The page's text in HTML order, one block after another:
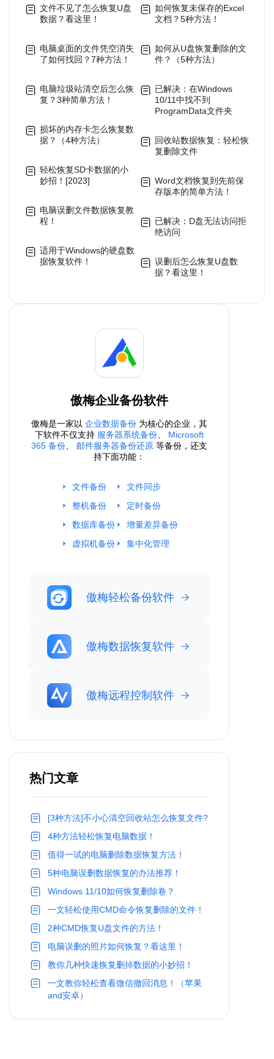
文件不见了怎么恢复U盘
数据？看这里！
电脑桌面的文件凭空消失
了如何找回？7种方法！
电脑垃圾站清空后怎么恢
复？3种简单方法！
损坏的内存卡怎么恢复数
据？（4种方法）
轻松恢复SD卡数据的小
妙招！[2023]
电脑误删文件数据恢复教
程！
适用于Windows的硬盘数
据恢复软件！
如何恢复未保存的Excel
文档？5种方法！
如何从U盘恢复删除的文
件？（5种方法）
已解决：在Windows
10/11中找不到
ProgramData文件夹
回收站数据恢复：轻松恢
复删除文件
Word文档恢复到先前保
存版本的简单方法！
已解决：D盘无法访问拒
绝访问
误删后怎么恢复U盘数
据？看这里！
傲梅企业备份软件
傲梅是一家以 企业数据备份 为核心的企业，其
下软件不仅支持 服务器系统备份
Microsoft
365 备份
邮件服务器备份还原 等备份，还支
持下面功能：
文件备份
整机备份
数据库备份
虚拟机备份
文件同步
定时备份
增量差异备份
集中化管理
傲梅轻松备份软件
傲梅数据恢复软件
傲梅远程控制软件
热门文章
[3种方法]不小心清空回收站怎么恢复文件?
4种方法轻松恢复电脑数据！
值得一试的电脑删除数据恢复方法！
5种电脑误删数据恢复的办法推荐！
Windows 11/10如何恢复删除卷？
一文轻松使用CMD命令恢复删除的文件！
2种CMD恢复U盘文件的方法！
电脑误删的照片如何恢复？看这里！
教你几种快速恢复删掉数据的小妙招！
一文教你轻松查看微信撤回消息！（苹果
and安卓）